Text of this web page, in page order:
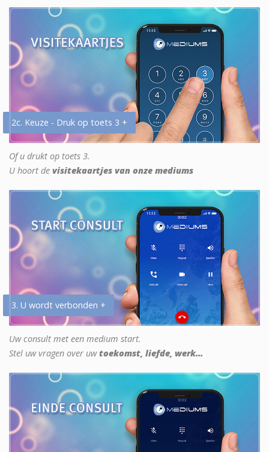
2c. Keuze - Druk op toets 3 +
Of u drukt op toets 3.
U hoort de visitekaartjes van onze mediums
3. U wordt verbonden +
Uw consult met een medium start.
Stel uw vragen over uwtoekomst, liefde, werk...